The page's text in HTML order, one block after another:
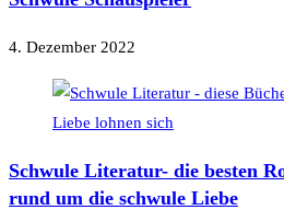
4. Dezember 2022
Schwule Literatur- die besten
rund um die schwule Liebe